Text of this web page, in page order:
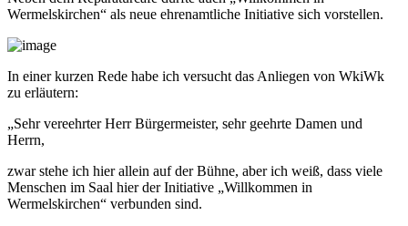
Wermelskirchen“ als neue ehrenamtliche Initiative sich vorstellen.
In einer kurzen Rede habe ich versucht das Anliegen von WkiWk
zu erläutern:
„Sehr vereehrter Herr Bürgermeister, sehr geehrte Damen und
Herrn,
zwar stehe ich hier allein auf der Bühne, aber ich weiß, dass viele
Menschen im Saal hier der Initiative „Willkommen in
Wermelskirchen“ verbunden sind.